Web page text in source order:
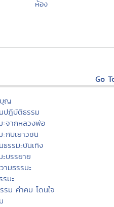
ห้อง
Go
ญ
ปฏิบัติธรรม
ะจากหลวงพ่อ
ะกับเยาวชน
ธรรมะบันเทิง
ะบรรยาย
ามธรรมะ
รมะ
รม คำคม โดนใจ